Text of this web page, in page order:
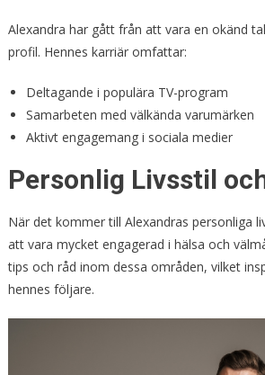
Alexandra har gått från att vara en okänd
profil. Hennes karriär omfattar:
Deltagande i populära TV-program
Samarbeten med välkända varumärken
Aktivt engagemang i sociala medier
Personlig Livsstil
När det kommer till Alexandras personliga
att vara mycket engagerad i hälsa och
tips och råd inom dessa områden, vilket
hennes följare.